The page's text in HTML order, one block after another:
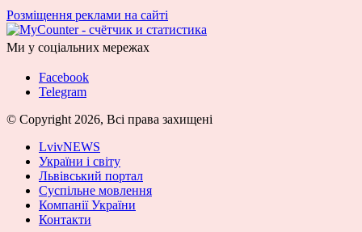
Розміщення реклами на сайті
Ми у соціальних мережах
Facebook
Telegram
© Copyright 2026, Всі права захищені
LvivNEWS
України і світу
Львівський портал
Суспільне мовлення
Компанії України
Контакти